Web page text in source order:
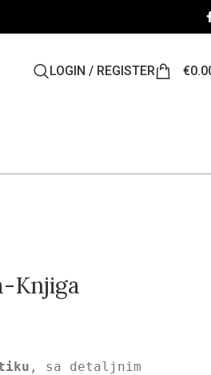
LOGIN / REGISTER €
Knjiga
, sa detaljnim